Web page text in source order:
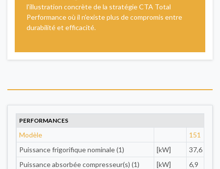
l'illustration concrète de la stratégie CTA Total
Performance où il n'existe plus de compromis entre
durabilité et efficacité.
PERFORMANCES
Modèle
151
Puissance frigorifique nominale (1)
[kW]
37,6
Puissance absorbée compresseur(s) (1)
[kW]
6,9